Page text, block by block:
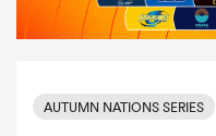
AUTUMN NATIONS SERIES